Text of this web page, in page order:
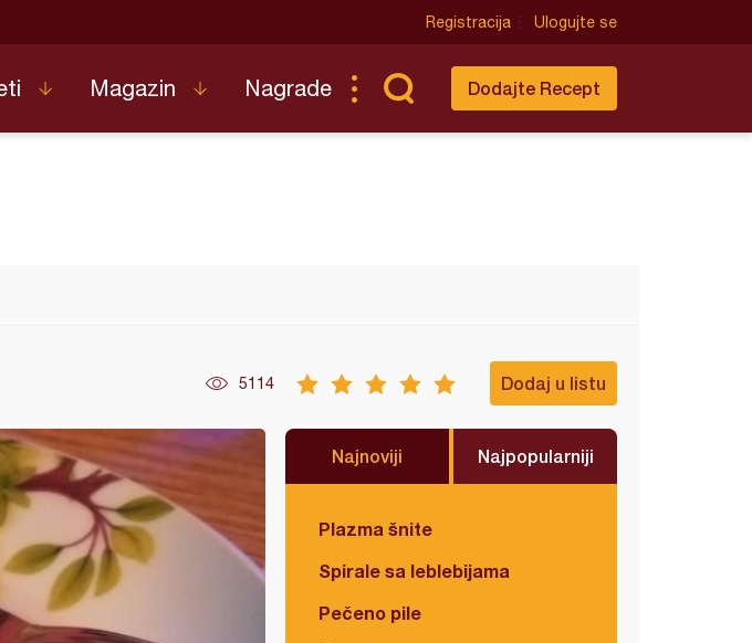
Registracija Ulogujte se
Magazin Nagrade Dodajte Recept
5114 Dodaj u listu
Najnoviji Najpopularniji
Plazma šnite
Spirale sa leblebijama
Pečeno pile